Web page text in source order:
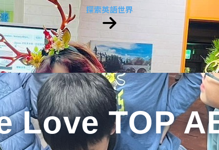
探索英語世界
Love TOP